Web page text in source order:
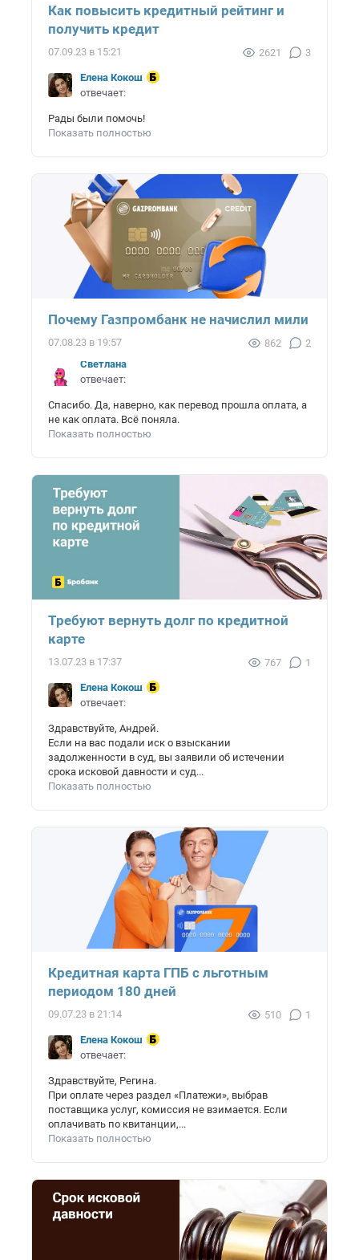
Как повысить кредитный рейтинг и
получить кредит
07.09.23 в 15:21 2621 3
Елена Кокош
отвечает:
Рады были помочь!
Показать полностью
Почему Газпромбанк не начислил мили
07.08.23 в 19:57 862
2
Светлана
отвечает:
Спасибо. Да, наверно, как перевод прошла оплата, а
не как оплата. Всё поняла.
Показать полностью
Требуют вернуть долг по кредитной
карте
13.07.23 в 17:37 767 1
Елена Кокош
отвечает:
Здравствуйте, Андрей.
Если на вас подали иск о взыскании
задолженности в суд, вы заявили об истечении
срока исковой давности и суд...
Показать полностью
Кредитная карта ГПБ с льготным
периодом 180 дней
09.07.23 в 21:14 510 1
Елена Кокош
отвечает:
Здравствуйте, Регина.
При оплате через раздел «Платежи», выбрав
поставщика услуг, комиссия не взимается. Если
оплачивать по квитанции,...
Показать полностью